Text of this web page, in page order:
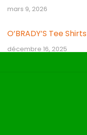
mars 9, 2026
O’BRADY’S Tee Shirts
décembre 16, 2025